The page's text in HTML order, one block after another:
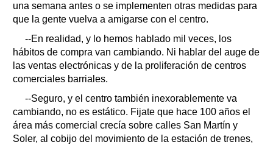
una semana antes o se implementen otras medidas para
que la gente vuelva a amigarse con el centro.
--En realidad, y lo hemos hablado mil veces, los
hábitos de compra van cambiando. Ni hablar del auge de
las ventas electrónicas y de la proliferación de centros
comerciales barriales.
--Seguro, y el centro también inexorablemente va
cambiando, no es estático. Fijate que hace 100 años el
área más comercial crecía sobre calles San Martín y
Soler, al cobijo del movimiento de la estación de trenes,